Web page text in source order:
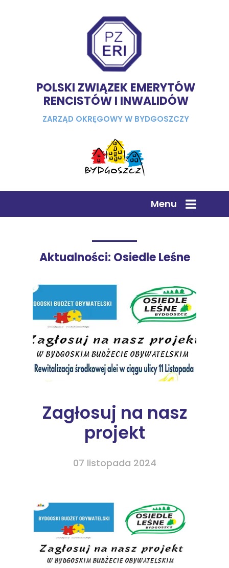
POLSKI ZWIĄZEK EMERYTÓW
RENCISTÓW I INWALIDÓW
ZARZĄD OKRĘGOWY W BYDGOSZCZY
Menu
07 listopada 2024
Zagłosuj na nasz
projekt
Aktualności: Osiedle Leśne